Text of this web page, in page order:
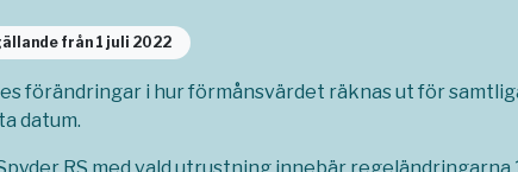
från 1 juli 2022
förändringar i hur förmånsvärdet räknas ut för
datum.